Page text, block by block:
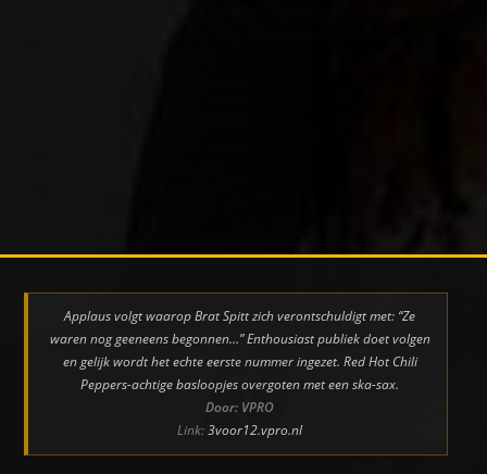
Applaus volgt waarop Brat Spitt zich verontschuldigt met: “Ze
waren nog geeneens begonnen…” Enthousiast publiek doet volgen
en gelijk wordt het echte eerste nummer ingezet. Red Hot Chili
Peppers-achtige basloopjes overgoten met een ska-sax.
Door: VPRO
Link:3voor12.vpro.nl